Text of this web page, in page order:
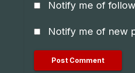
Notify me of
Notify me of new